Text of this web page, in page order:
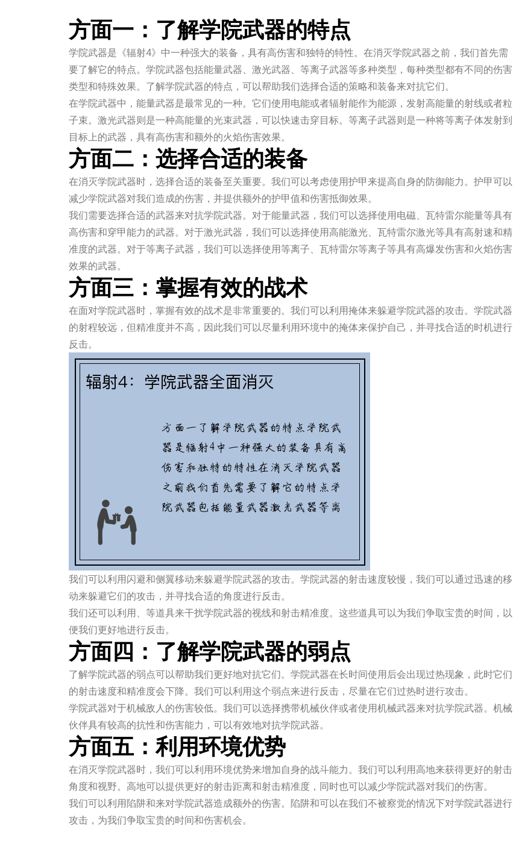
方面一：了解学院武器的特点
学院武器是《辐射4》中一种强大的装备，具有高伤害和独特的特性。在消灭学院武器之前，我们首先需
要了解它的特点。学院武器包括能量武器、激光武器、等离子武器等多种类型，每种类型都有不同的伤害
类型和特殊效果。了解学院武器的特点，可以帮助我们选择合适的策略和装备来对抗它们。
在学院武器中，能量武器是最常见的一种。它们使用电能或者辐射能作为能源，发射高能量的射线或者粒
子束。激光武器则是一种高能量的光束武器，可以快速击穿目标。等离子武器则是一种将等离子体发射到
目标上的武器，具有高伤害和额外的火焰伤害效果。
方面二：选择合适的装备
在消灭学院武器时，选择合适的装备至关重要。我们可以考虑使用护甲来提高自身的防御能力。护甲可以
减少学院武器对我们造成的伤害，并提供额外的护甲值和伤害抵御效果。
我们需要选择合适的武器来对抗学院武器。对于能量武器，我们可以选择使用电磁、瓦特雷尔能量等具有
高伤害和穿甲能力的武器。对于激光武器，我们可以选择使用高能激光、瓦特雷尔激光等具有高射速和精
准度的武器。对于等离子武器，我们可以选择使用等离子、瓦特雷尔等离子等具有高爆发伤害和火焰伤害
效果的武器。
方面三：掌握有效的战术
在面对学院武器时，掌握有效的战术是非常重要的。我们可以利用掩体来躲避学院武器的攻击。学院武器
的射程较远，但精准度并不高，因此我们可以尽量利用环境中的掩体来保护自己，并寻找合适的时机进行
反击。
我们可以利用闪避和侧翼移动来躲避学院武器的攻击。学院武器的射击速度较慢，我们可以通过迅速的移
动来躲避它们的攻击，并寻找合适的角度进行反击。
我们还可以利用、等道具来干扰学院武器的视线和射击精准度。这些道具可以为我们争取宝贵的时间，以
便我们更好地进行反击。
方面四：了解学院武器的弱点
了解学院武器的弱点可以帮助我们更好地对抗它们。学院武器在长时间使用后会出现过热现象，此时它们
的射击速度和精准度会下降。我们可以利用这个弱点来进行反击，尽量在它们过热时进行攻击。
学院武器对于机械敌人的伤害较低。我们可以选择携带机械伙伴或者使用机械武器来对抗学院武器。机械
伙伴具有较高的抗性和伤害能力，可以有效地对抗学院武器。
方面五：利用环境优势
在消灭学院武器时，我们可以利用环境优势来增加自身的战斗能力。我们可以利用高地来获得更好的射击
角度和视野。高地可以提供更好的射击距离和射击精准度，同时也可以减少学院武器对我们的伤害。
我们可以利用陷阱和来对学院武器造成额外的伤害。陷阱和可以在我们不被察觉的情况下对学院武器进行
攻击，为我们争取宝贵的时间和伤害机会。